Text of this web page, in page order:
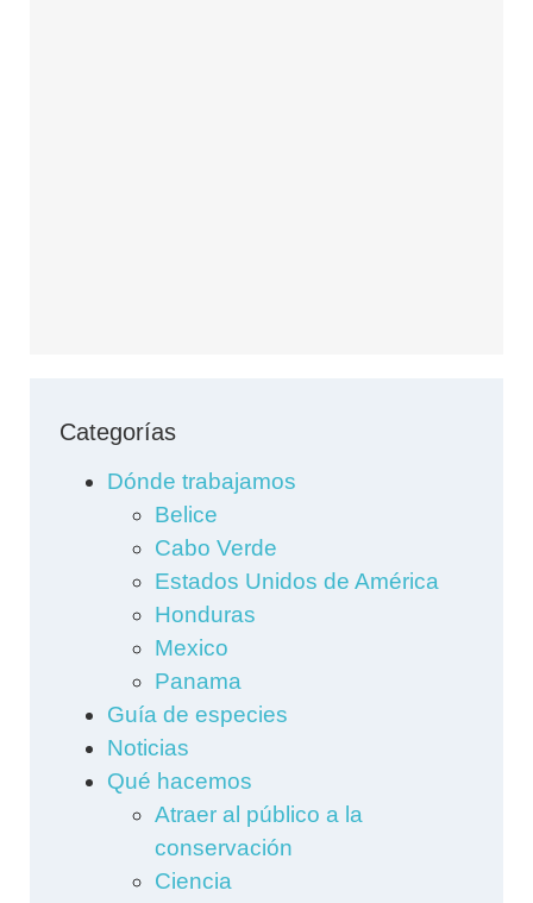
Categorías
Dónde trabajamos
Belice
Cabo Verde
Estados Unidos de América
Honduras
Mexico
Panama
Guía de especies
Noticias
Qué hacemos
Atraer al público a la
conservación
Ciencia